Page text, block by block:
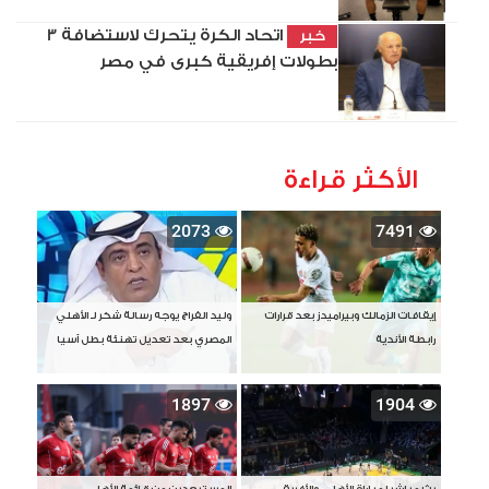
خبر
اتحاد الكرة يتحرك لاستضافة 3
بطولات إفريقية كبرى في مصر
الأكثر قراءة
7491
إيقافات الزمالك وبيراميدز بعد قرارات
رابطة الأندية
2073
وليد الفراج يوجه رسالة شكر لـ الأهلي
المصري بعد تعديل تهنئة بطل آسيا
1904
1897